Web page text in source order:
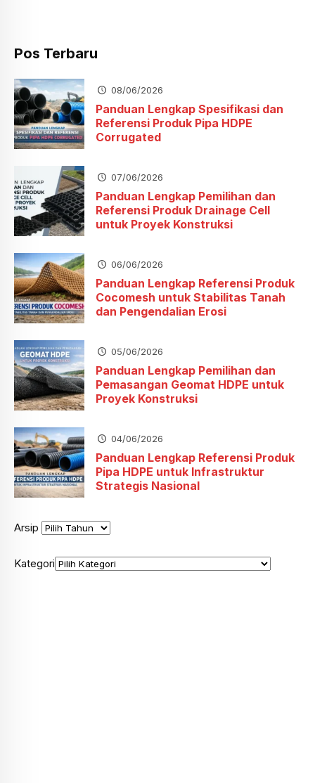
Pos Terbaru
08/06/2026
Panduan Lengkap Spesifikasi dan
Referensi Produk Pipa HDPE
Corrugated
07/06/2026
Panduan Lengkap Pemilihan dan
Referensi Produk Drainage Cell
untuk Proyek Konstruksi
06/06/2026
Panduan Lengkap Referensi Produk
Cocomesh untuk Stabilitas Tanah
dan Pengendalian Erosi
05/06/2026
Panduan Lengkap Pemilihan dan
Pemasangan Geomat HDPE untuk
Proyek Konstruksi
04/06/2026
Panduan Lengkap Referensi Produk
Pipa HDPE untuk Infrastruktur
Strategis Nasional
Arsip
Kategori